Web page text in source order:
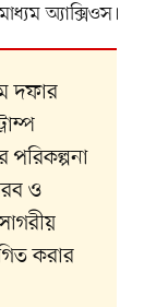
অ্যাক্সিওস।
দফার
পরিকল্পনা
ও
করার